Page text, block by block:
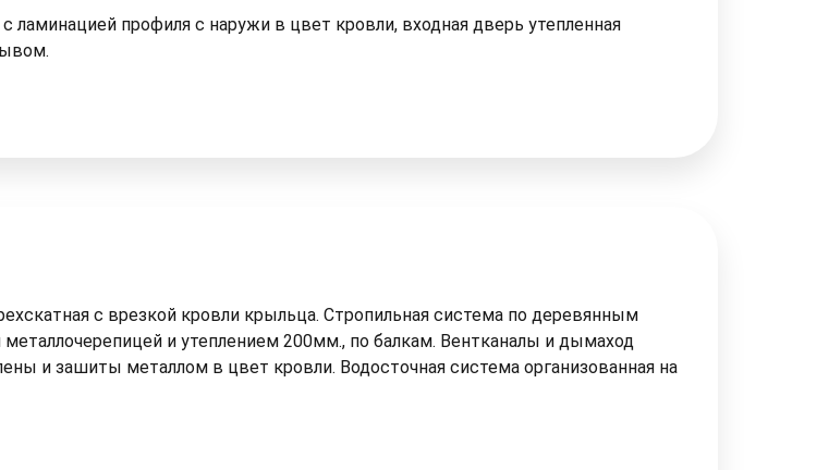
ламинацией профиля с наружи в цвет кровли, входная дверь утепленная
с врезкой кровли крыльца. Стропильная система по деревянным
и утеплением 200мм., по балкам. Вентканалы и дымаход
и зашиты металлом в цвет кровли. Водосточная система организованная на